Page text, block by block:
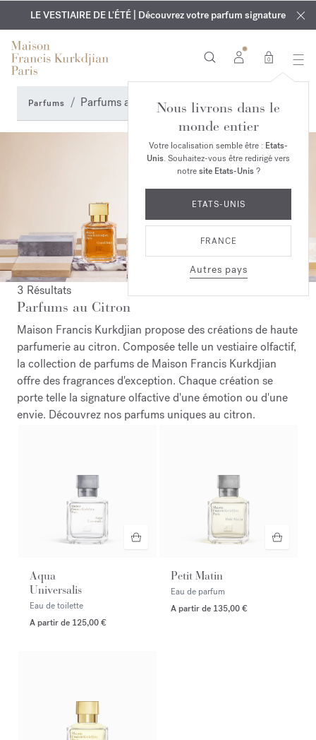
EXCLUSIF | Découvrez le nouveau parfum OUD
velvet mood
dans votre commande*
GRAVURE OFFERTE | Sur tous les parfums et huiles pour le
corps jusqu'au 9 août
LE VESTIAIRE DE L'ÉTÉ | Découvrez votre parfum signature
0
Nous livrons dans le
monde entier
Votre localisation semble être : Etats-
Unis. Souhaitez-vous être redirigé vers
notresite Etats-Unis?
ETATS-UNIS
FRANCE
Autres pays
Parfums Parfums au Citron
3 Résultats
Parfums au Citron
Maison Francis Kurkdjian propose des créations de haute
parfumerie au citron. Composée telle un vestiaire olfactif,
la collection de parfums de Maison Francis Kurkdjian
offre des fragrances d'exception. Chaque création se
porte telle la signature olfactive d'une émotion ou d'une
envie. Découvrez nos parfums uniques au citron.
Aqua
Universalis
Eau de toilette
A partir de 125,00 €
Petit Matin
Eau de parfum
A partir de 135,00 €